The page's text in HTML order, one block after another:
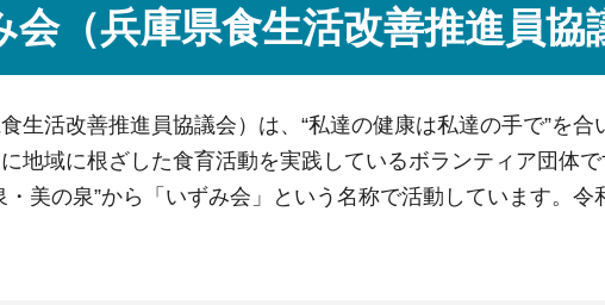
（兵庫県食生活改善推進員協
生活改善推進員協議会）は、“私達の健康は私達の手で”を
地域に根ざした食育活動を実践しているボランティア団体で
・美の泉”から「いずみ会」という名称で活動しています。令